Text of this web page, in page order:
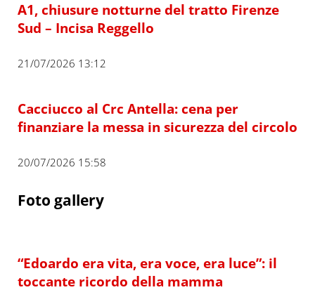
A1, chiusure notturne del tratto Firenze
Sud – Incisa Reggello
21/07/2026 13:12
Cacciucco al Crc Antella: cena per
finanziare la messa in sicurezza del circolo
20/07/2026 15:58
Foto gallery
“Edoardo era vita, era voce, era luce”: il
toccante ricordo della mamma